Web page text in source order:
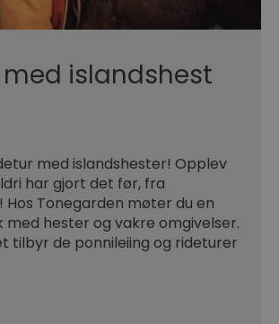
med islandshest
med islandshester! Opplev
har gjort det før, fra
Hos Tonegarden møter du en
med hester og vakre omgivelser.
tilbyr de ponnileiing og rideturer